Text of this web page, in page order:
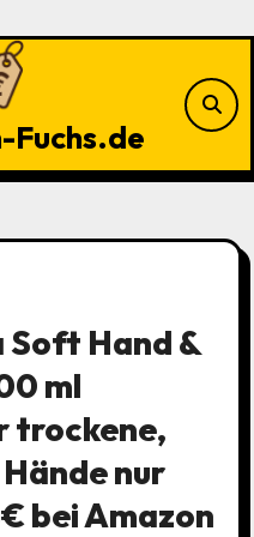
Fuchs.de
Soft Hand &
ml
trockene,
nur
bei Amazon